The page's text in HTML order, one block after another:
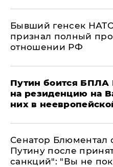
Бывший генсек
признал полный
отношении РФ
Путин боится БПЛА
на резиденцию на
них в
Сенатор Блюментал
Путину после
санкций": "Вы не